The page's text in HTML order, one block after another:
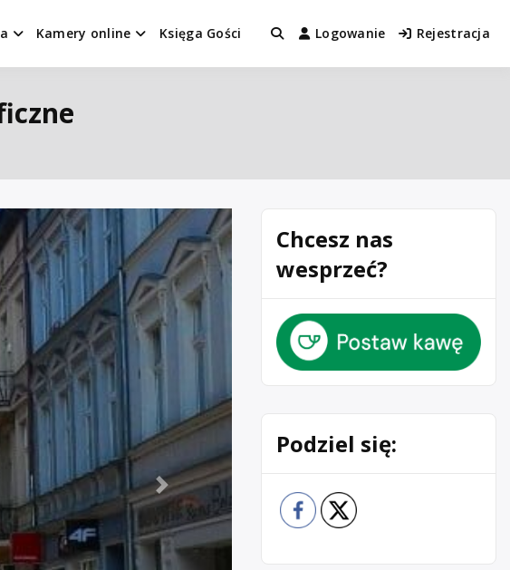
Kamery online Księga Gości Logowanie Rejestracja
Następne
Chcesz nas
wesprzeć?
Podziel się: